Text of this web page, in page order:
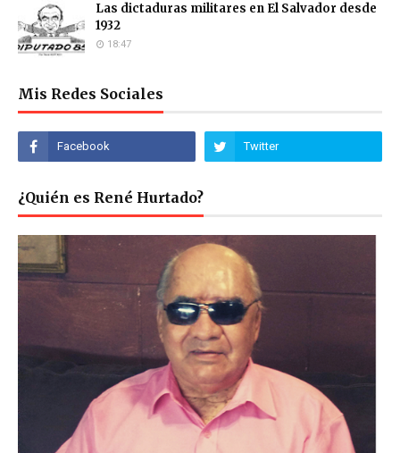
Las dictaduras militares en El Salvador desde
1932
18:47
Mis Redes Sociales
¿Quién es René Hurtado?